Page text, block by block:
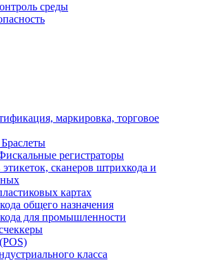
среды
маркировка, торговое
регистраторы
сканеров штрихкода и
картах
общего назначения
для промышленности
класса